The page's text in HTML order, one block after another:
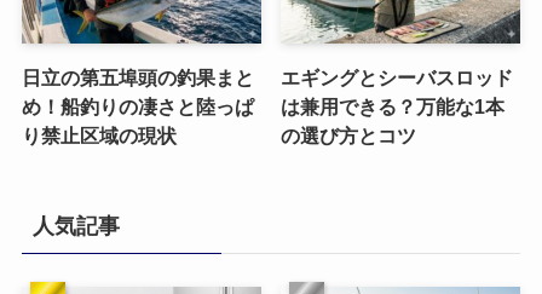
日立の第五埠頭の釣果まと
め！船釣りの凄さと陸っぱ
り禁止区域の現状
エギングとシーバスロッド
は兼用できる？万能な1本
の選び方とコツ
人気記事